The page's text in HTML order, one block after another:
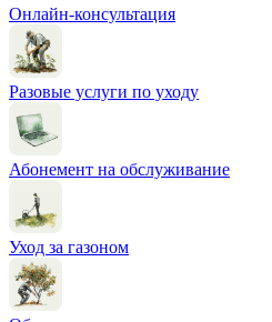
Онлайн-консультация
Разовые услуги по уходу
Абонемент на обслуживание
Уход за газоном